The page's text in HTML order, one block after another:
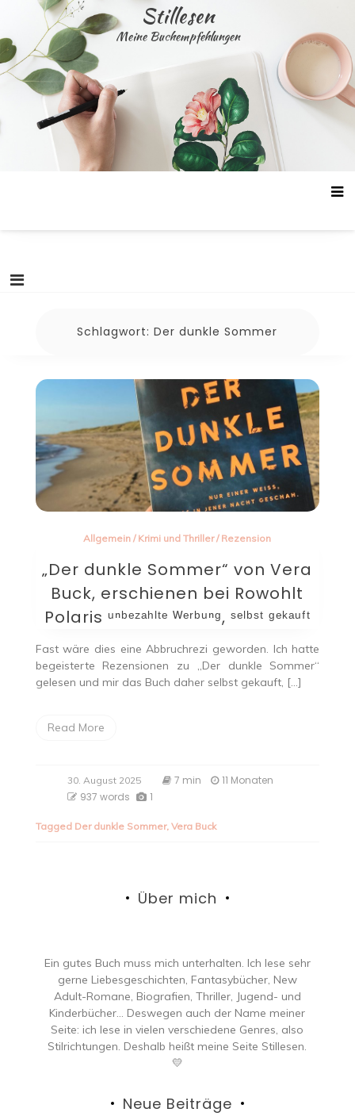
content
Stillesen
Meine Buchempfehlungen
Schlagwort:Der dunkle Sommer
Allgemein / Krimi und Thriller/ Rezension
„Der dunkle Sommer“ von Vera
Buck, erschienen bei Rowohlt
Polaris ᵘⁿᵇᵉᶻᵃʰˡᵗᵉ ᵂᵉʳᵇᵘⁿᵍ, ˢᵉˡᵇˢᵗ ᵍᵉᵏᵃᵘᶠᵗ
Fast wäre dies eine Abbruchrezi geworden. Ich hatte
begeisterte Rezensionen zu „Der dunkle Sommer“
gelesen und mir das Buch daher selbst gekauft, […]
Read More
30. August 2025 7 min
11 Monaten
937 words
1
Tagged Der dunkle Sommer, Vera Buck
Über mich
Ein gutes Buch muss mich unterhalten. Ich lese sehr
gerne Liebesgeschichten, Fantasybücher, New
Adult-Romane, Biografien, Thriller, Jugend- und
Kinderbücher… Deswegen auch der Name meiner
Seite: ich lese in vielen verschiedene Genres, also
Stilrichtungen. Deshalb heißt meine Seite Stillesen.
💛
Neue Beiträge